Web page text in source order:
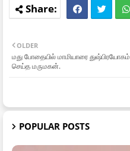
OLDER
மது போதையில் மாமியாரை துஷ்பிரயோகம்
செய்த மருமகன்.
POPULAR POSTS